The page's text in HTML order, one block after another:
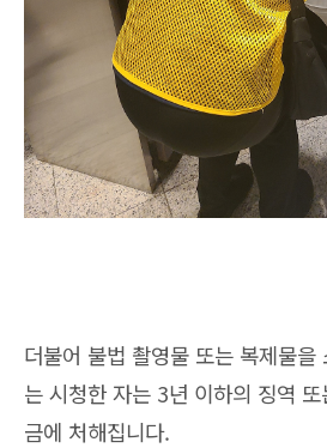
더불어 불법 촬영물 또는 복제물을
는 시청한 자는 3년 이하의 징역
금에 처해집니다.